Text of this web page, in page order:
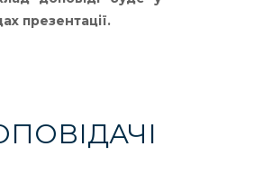
презентації.